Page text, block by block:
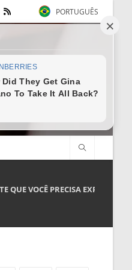
PORTUGUÊS
QUE VOCÊ PRECISA